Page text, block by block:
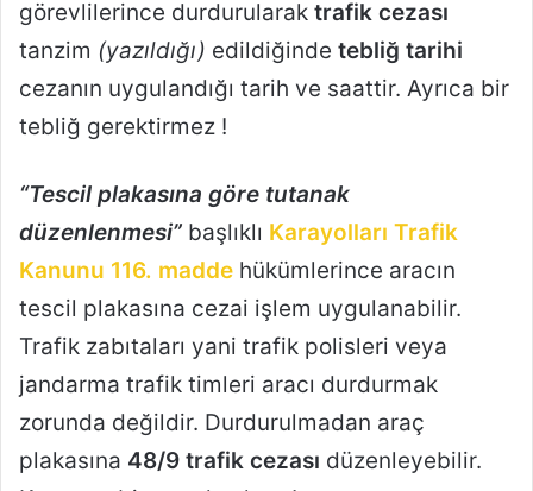
görevlilerince durdurularak trafik cezası
tanzim (yazıldığı) edildiğinde tebliğ tarihi
cezanın uygulandığı tarih ve saattir. Ayrıca bir
tebliğ gerektirmez !
“Tescil plakasına göre tutanak
düzenlenmesi” başlıklı Karayolları Trafik
Kanunu 116. madde hükümlerince aracın
tescil plakasına cezai işlem uygulanabilir.
Trafik zabıtaları yani trafik polisleri veya
jandarma trafik timleri aracı durdurmak
zorunda değildir. Durdurulmadan araç
plakasına 48/9 trafik cezası düzenleyebilir.